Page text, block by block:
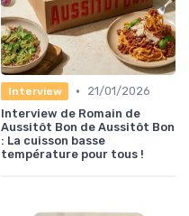
Interview •
21/01/2026
Interview de Romain de
Aussitôt Bon de Aussitôt Bon
: La cuisson basse
température pour tous !